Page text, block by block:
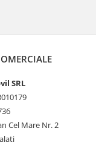
SRL
Cel Mare Nr. 2